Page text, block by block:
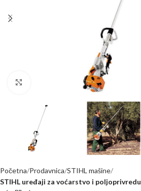
Kliknite za uvećanje
Početna Prodavnica STIHL mašine
STIHL uređaji za voćarstvo i poljoprivredu